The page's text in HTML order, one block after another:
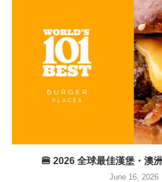
🍔 2026 全球最佳漢堡・澳
June 16, 2026